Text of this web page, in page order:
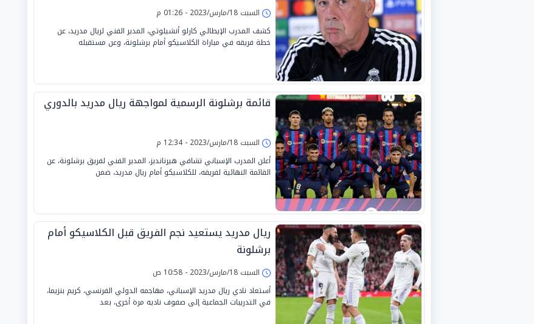
السبت 18/مارس/2023 - 01:26 م
كشف المدرب الإيطالي كارلو أنشيلوتي، المدير الفني لريال مدريد، عن
خطة فريقه في مباراة الكلاسيكو أمام برشلونة، وعن مستقبله
قائمة برشلونة الرسمية لمواجهة ريال مدريد بالدوري
السبت 18/مارس/2023 - 12:34 م
أعلن المدرب الإسباني تشافي هيرنانديز، المدير الفني لفريق برشلونة، عن
القائمة النهائية لفريقه، للكلاسيكو أمام ريال مدريد، ضمن
ريال مدريد يستعيد نجم الفريق قبل الكلاسيكو أمام
برشلونة
السبت 18/مارس/2023 - 10:58 ص
أستعاد نادي ريال مدريد الإسباني، مهاجمه الدولي الفرنسي، كريم بنزيما،
في التدريبات الجماعية إلى صفوف ناديه مرة أخرى، بعد